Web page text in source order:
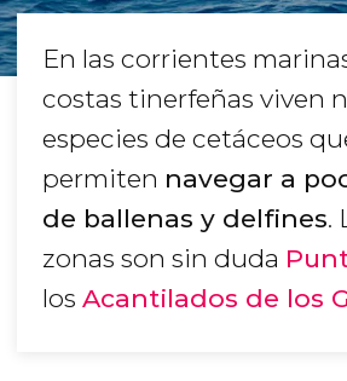
En las corrientes
costas tinerfeñas viven
especies de cetáceos
permiten navegar a
de ballenas y delfines.
zonas son sin duda
los Acantilados de los